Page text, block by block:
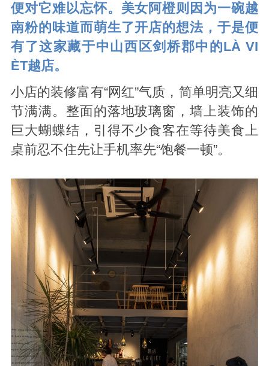
便对它难以忘怀。美女阿橙则因为一碗越
南粉的味道而萌生了开店的想法，于是便
有了这家藏于中山西区剑桥郡中的LÀ VI
ÈT越店。
小店的装修富有“网红”气质，简单明亮又细
节满满。整面的落地玻璃窗，墙上装饰的
巨大蝴蝶结，引得不少食客在等待美食上
桌前忍不住先让手机率先“饱餐一顿”。